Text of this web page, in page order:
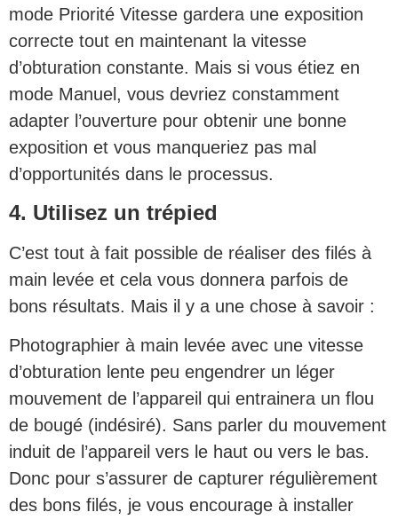
mode Priorité Vitesse gardera une exposition
correcte tout en maintenant la vitesse
d’obturation constante. Mais si vous étiez en
mode Manuel, vous devriez constamment
adapter l’ouverture pour obtenir une bonne
exposition et vous manqueriez pas mal
d’opportunités dans le processus.
4. Utilisez un trépied
C’est tout à fait possible de réaliser des filés à
main levée et cela vous donnera parfois de
bons résultats. Mais il y a une chose à savoir :
Photographier à main levée avec une vitesse
d’obturation lente peu engendrer un léger
mouvement de l’appareil qui entrainera un flou
de bougé (indésiré). Sans parler du mouvement
induit de l’appareil vers le haut ou vers le bas.
Donc pour s’assurer de capturer régulièrement
des bons filés, je vous encourage à installer